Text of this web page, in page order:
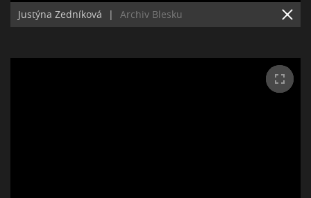
Justýna Zedníková | Archiv Blesku